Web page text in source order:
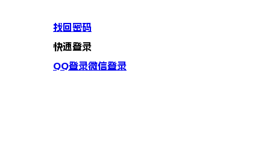
找回密码
快速登录
QQ登录微信登录